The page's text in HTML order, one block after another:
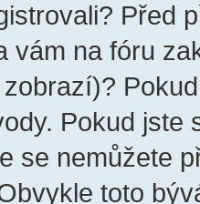
Před
vám na fóru
Pokud jste
se nemůžete
toto